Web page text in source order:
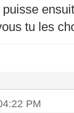
tu les
PM